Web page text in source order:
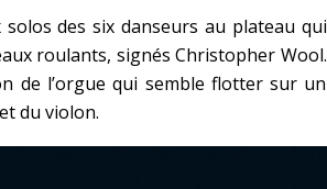
des six danseurs au plateau qui
roulants, signés Christopher Wool.
de l’orgue qui semble flotter sur un
du violon.